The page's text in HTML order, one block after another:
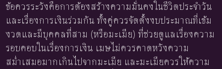
ข้อควรระวังคือการต้องสร้างความมั่นคงในชีวิตประจำวัน
และเรื่องการเงินร่วมกัน ทั้งคู่ควรจัดตั้งงบประมาณที่เข้ม
งวดและมีบุคคลที่สาม (หรือมะเมีย) ที่ช่วยดูแลเรื่องความ
รอบคอบในเรื่องการเงิน เมษไม่ควรคาดหวังความ
สม่ำเสมอมากเกินไปจากมะเมีย และมะเมียควรให้ความ